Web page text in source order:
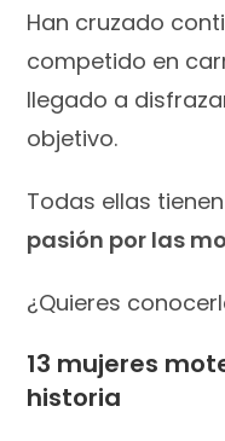
Han cruzado
competido en
llegado a
objetivo.
Todas ellas
pasión por las
¿Quieres
13 mujeres
historia